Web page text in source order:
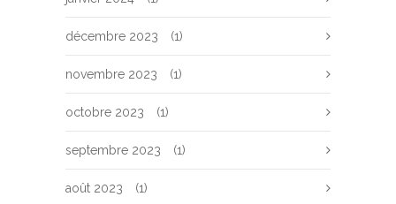
décembre 2023 (1)
novembre 2023 (1)
octobre 2023 (1)
septembre 2023 (1)
août 2023 (1)